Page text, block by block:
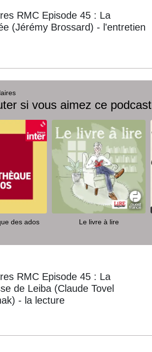
RMC Episode 45 : La
(Jérémy Brossard) - l'entretien
si vous aimez ce podcast
des ados Le livre à lire
RMC Episode 45 : La
de Leiba (Claude Tovel
- la lecture